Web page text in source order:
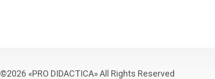
©2026 «PRO DIDACTICA» All Rights Reserved